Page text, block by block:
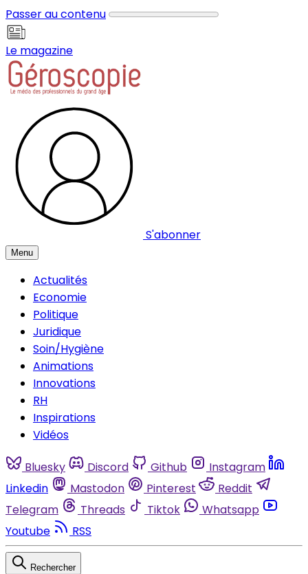
Passer au contenu
Le magazine
S'abonner
Menu
Actualités
Economie
Politique
Juridique
Soin/Hygiène
Animations
Innovations
RH
Inspirations
Vidéos
Bluesky Discord Github
Instagram
Linkedin
Mastodon Pinterest
Reddit
Telegram
Threads Tiktok
Whatsapp
Youtube
RSS
Rechercher
Panneau de gestion des cookies